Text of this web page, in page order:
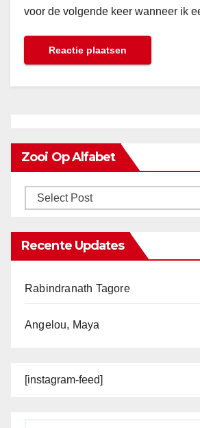
voor de volgende keer wanneer ik
Zooi Op Alfabet
Recente Updates
Rabindranath Tagore
Angelou, Maya
[instagram-feed]